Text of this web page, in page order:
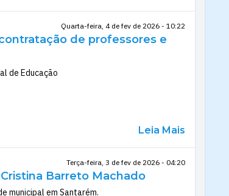
Quarta-feira, 4 de fev de 2026 - 10:22
de professores e
de Educação
Leia Mais
Terça-feira, 3 de fev de 2026 - 04:20
Barreto Machado
municipal em Santarém.